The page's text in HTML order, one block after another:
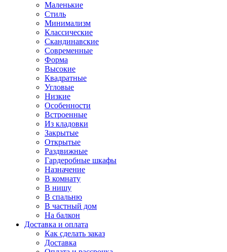
Маленькие
Стиль
Минимализм
Классические
Скандинавские
Современные
Форма
Высокие
Квадратные
Угловые
Низкие
Особенности
Встроенные
Из кладовки
Закрытые
Открытые
Раздвижные
Гардеробные шкафы
Назначение
В комнату
В нишу
В спальню
В частный дом
На балкон
Доставка и оплата
Как сделать заказ
Доставка